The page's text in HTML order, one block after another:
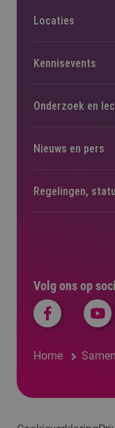
Volg ons op
Home
Locaties
Kennisevents
Onderzoek en
Nieuws en pers
Regelingen,